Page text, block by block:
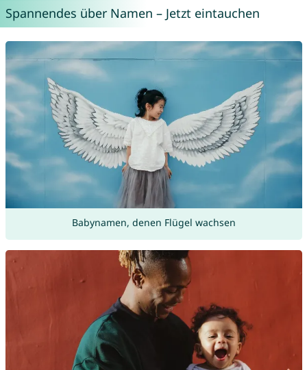
Spannendes über Namen – Jetzt eintauchen
Babynamen, denen Flügel wachsen